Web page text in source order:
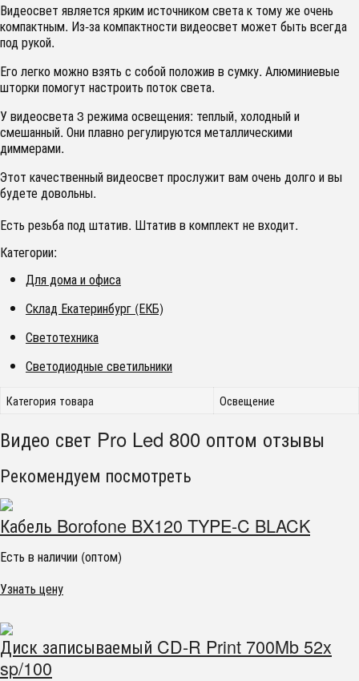
Видеосвет является ярким источником света к тому же очень
компактным. Из-за компактности видеосвет может быть всегда
под рукой.
Его легко можно взять с собой положив в сумку. Алюминиевые
шторки помогут настроить поток света.
У видеосвета 3 режима освещения: теплый, холодный и
смешанный. Они плавно регулируются металлическими
диммерами.
Этот качественный видеосвет прослужит вам очень долго и вы
будете довольны.
Есть резьба под штатив. Штатив в комплект не входит.
Категории:
Для дома и офиса
Склад Екатеринбург (ЕКБ)
Светотехника
Светодиодные светильники
Категория товара Освещение
Видео свет Pro Led 800 оптом отзывы
Рекомендуем посмотреть
Кабель Borofone BX120 TYPE-C BLACK
Есть в наличии (оптом)
Узнать цену
Диск записываемый CD-R Print 700Mb 52x
sp/100